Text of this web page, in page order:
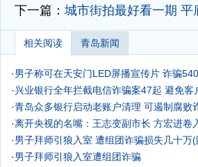
下一篇： 城市街拍最好看一期 平
相关阅读 青岛新闻
·男子称可在天安门LED屏播宣传片 诈骗
·兴业银行全年拦截电信诈骗案47起 避免
·青岛众多银行启动老账户清理 可遏制腐败
·离开央视的名嘴：王志变副市长 方宏进卷
·男子拜师引狼入室 遭组团诈骗损失几十万(
·男子拜师引狼入室遭组团诈骗